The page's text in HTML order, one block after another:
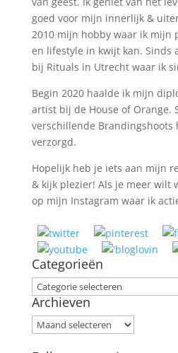
goed voor mijn innerlijk &
2010 mijn hobby waar ik mijn
en lifestyle in kwijt kan. Sinds
bij Rituals in Utrecht waar ik
Begin 2020 haalde ik mijn
artist bij de House of Orange.
verschillende Brandingshoots
verzorgd.
Hopelijk heb je iets aan mijn
& kijk plezier! Als je meer wilt
op mijn Instagram waar ik
Categorieën
Categorieën
Archieven
Archieven